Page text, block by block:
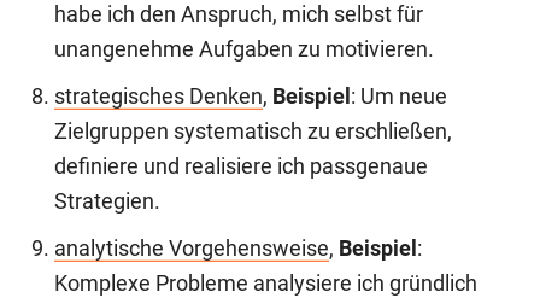
habe ich den Anspruch, mich selbst für
unangenehme Aufgaben zu motivieren.
strategisches Denken, Beispiel : Um neue
Zielgruppen systematisch zu erschließen,
definiere und realisiere ich passgenaue
Strategien.
analytische Vorgehensweise, Beispiel :
Komplexe Probleme analysiere ich gründlich